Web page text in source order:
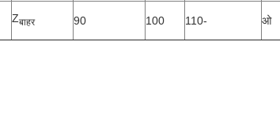
Zबाहर 90 100 110- ओ